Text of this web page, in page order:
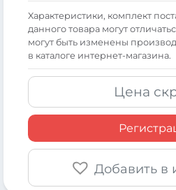
Xарактеристики, комплект
данного товара могут
могут быть изменены
в каталоге интернет-магазина.
Цена
Добавить в